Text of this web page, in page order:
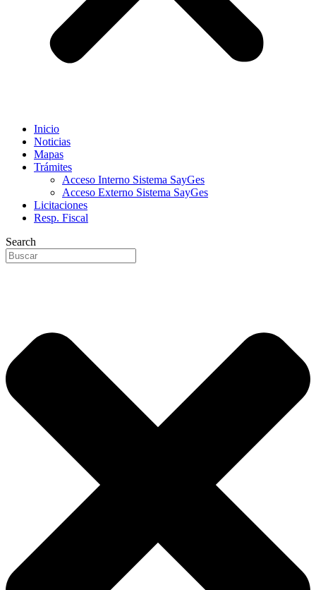
Inicio
Noticias
Mapas
Trámites
Acceso Interno Sistema SayGes
Acceso Externo Sistema SayGes
Licitaciones
Resp. Fiscal
Search